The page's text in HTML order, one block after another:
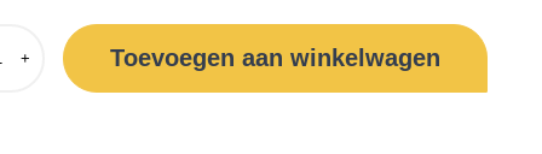
+ Toevoegen aan winkelwagen